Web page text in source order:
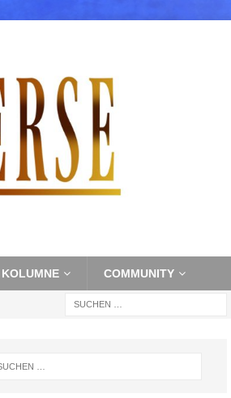
KOLUMNE COMMUNITY